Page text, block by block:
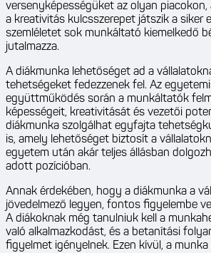
versenyképességüket az olyan piacokon,
a kreativitás kulcsszerepet játszik a siker
szemléletet sok munkáltató kiemelkedő
jutalmazza.
A diákmunka lehetőséget ad a
tehetségeket fedezzenek fel. Az
együttműködés során a munkáltatók
képességeit, kreativitását és vezetői
diákmunka szolgálhat egyfajta
is, amely lehetőséget biztosít a
egyetem után akár teljes állásban
adott pozícióban.
Annak érdekében, hogy a diákmunka a
jövedelmező legyen, fontos figyelembe
A diákoknak még tanulniuk kell a
való alkalmazkodást, és a betanítási
figyelmet igényelnek. Ezen kívül, a